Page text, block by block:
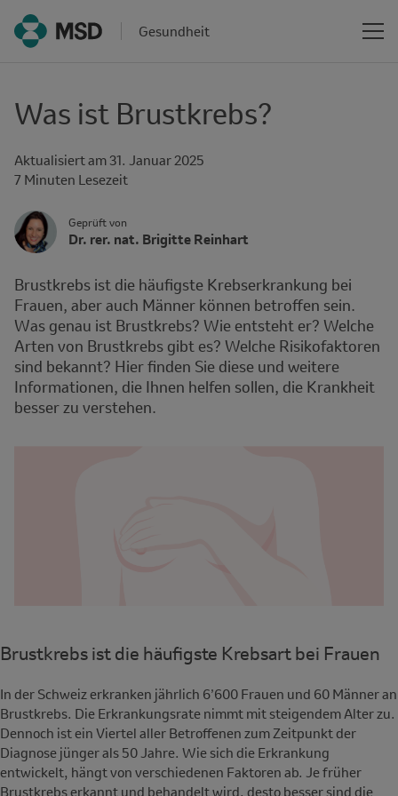
Gesundheit
Was ist Brustkrebs?
Aktualisiert am 31. Januar 2025
Reading
7 Minuten Lesezeit
Geprüft von
Author's
Avatar
Name
Affiliation
Dr. rer. nat. Brigitte Reinhart
Brustkrebs ist die häufigste Krebserkrankung bei
Frauen, aber auch Männer können betroffen sein.
Was genau ist Brustkrebs? Wie entsteht er? Welche
Arten von Brustkrebs gibt es? Welche Risikofaktoren
sind bekannt? Hier finden Sie diese und weitere
Informationen, die Ihnen helfen sollen, die Krankheit
besser zu verstehen.
Brustkrebs ist die häufigste Krebsart bei Frauen
In der Schweiz erkranken jährlich 6’600 Frauen und 60 Männer an
Brustkrebs. Die Erkrankungsrate nimmt mit steigendem Alter zu.
Dennoch ist ein Viertel aller Betroffenen zum Zeitpunkt der
Diagnose jünger als 50 Jahre. Wie sich die Erkrankung
entwickelt, hängt von verschiedenen Faktoren ab. Je früher
Brustkrebs erkannt und behandelt wird, desto besser sind die